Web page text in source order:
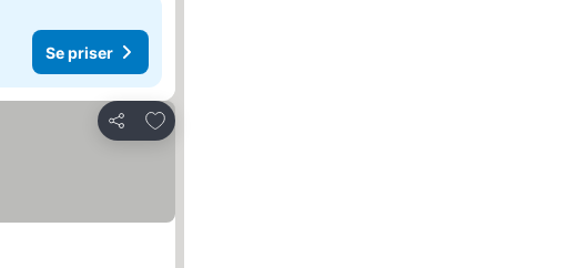
Se priser
Del
Føj til favoritter